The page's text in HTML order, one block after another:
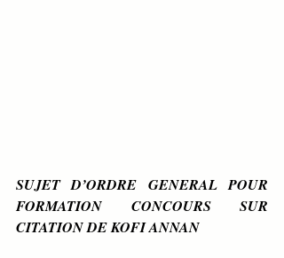
SUJET D’ORDRE GENERAL POUR
FORMATION CONCOURS SUR
CITATION DE KOFI ANNAN